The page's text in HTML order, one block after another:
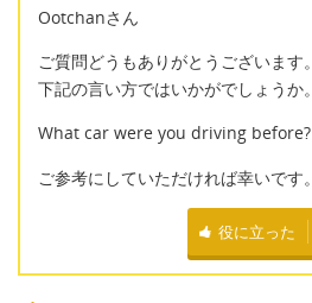
Ootchanさん
ご質問どうもありがとうございます。
下記の言い方ではいかがでしょうか。
What car were you driving before?
ご参考にしていただければ幸いです。
役に立った